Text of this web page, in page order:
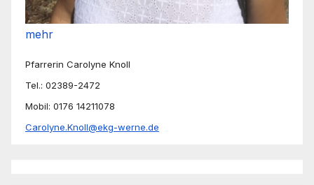
mehr
Pfarrerin Carolyne Knoll
Tel.: 02389-2472
Mobil: 0176 14211078
Carolyne.Knoll@ekg-werne.de